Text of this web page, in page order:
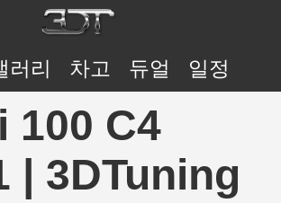
러리 차고 듀얼 일정
100 C4
| 3DTuning